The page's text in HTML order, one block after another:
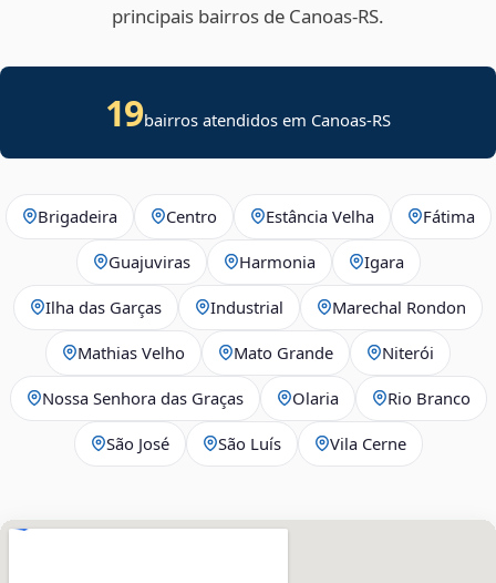
principais bairros de Canoas‑RS.
19bairros atendidos em Canoas-RS
Brigadeira Centro Estância Velha Fátima
Guajuviras Harmonia Igara
Ilha das Garças Industrial Marechal Rondon
Mathias Velho Mato Grande Niterói
Nossa Senhora das Graças Olaria Rio Branco
São José São Luís Vila Cerne